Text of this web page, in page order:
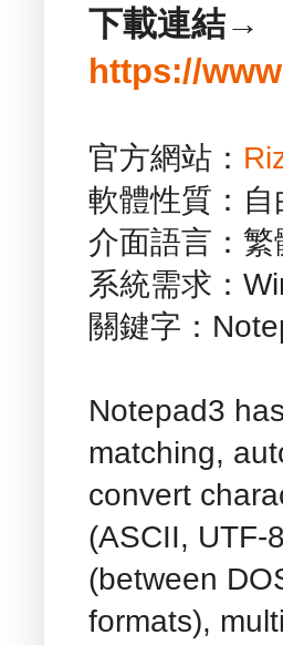
下載連結→
https://
官方網站：
軟體性質：自
介面語言：
系統需求：
關鍵字：
Notepad3
matching,
convert
(ASCII, UTF-
(between
formats),